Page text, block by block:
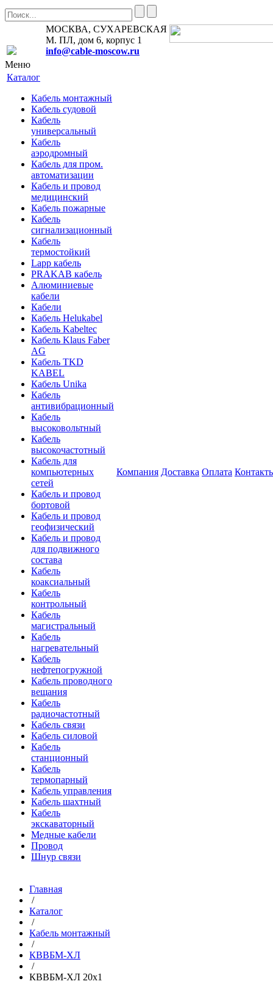
МОСКВА, СУХАРЕВСКАЯ
М. ПЛ, дом 6, корпус 1
info@cable-moscow.ru
Меню
Каталог
Кабель монтажный
Кабель судовой
Кабель
универсальный
Кабель
аэродромный
Кабель для пром.
автоматизации
Кабель и провод
медицинский
Кабель пожарные
Кабель
сигнализационный
Кабель
термостойкий
Lapp кабель
PRAKAB кабель
Алюминиевые
кабели
Кабели
Кабель Helukabel
Кабель Kabeltec
Кабель Klaus Faber
AG
Кабель TKD
KABEL
Кабель Unika
Кабель
антивибрационный
Кабель
высоковольтный
Кабель
высокочастотный
Кабель для
компьютерных
сетей
Кабель и провод
бортовой
Кабель и провод
геофизический
Кабель и провод
для подвижного
состава
Кабель
коаксиальный
Кабель
контрольный
Кабель
магистральный
Кабель
нагревательный
Кабель
нефтепогружной
Кабель проводного
вещания
Кабель
радиочастотный
Кабель связи
Кабель силовой
Кабель
станционный
Кабель
термопарный
Кабель управления
Кабель шахтный
Кабель
экскаваторный
Медные кабели
Провод
Шнур связи
Компания Доставка Оплата
Главная
/
Каталог
/
Кабель монтажный
/
КВВБМ-ХЛ
/
КВВБМ-ХЛ 20х1